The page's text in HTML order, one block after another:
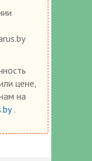
цене,
на
.